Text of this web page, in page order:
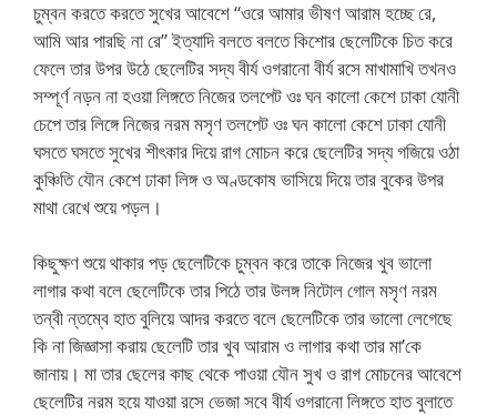
চুম্বন করতে করতে সুখের আবেশে “ওরে আমার ভীষণ আরাম হচ্ছে রে,
আমি আর পারছি না রে” ইত্যাদি বলতে বলতে কিশোর ছেলেটিকে চিত করে
ফেলে তার উপর উঠে ছেলেটির সদ্য বীর্য ওগরানো বীর্য রসে মাখামাখি তখনও
সম্পূর্ণ নড়ন না হওয়া লিঙ্গতে নিজের তলপেট ওঃ ঘন কালো কেশে ঢাকা যোনী
চেপে তার লিঙ্গে নিজের নরম মসৃণ তলপেট ওঃ ঘন কালো কেশে ঢাকা যোনী
ঘসতে ঘসতে সুখের শীৎকার দিয়ে রাগ মোচন করে ছেলেটির সদ্য গজিয়ে ওঠা
কুঞ্চিতি যৌন কেশে ঢাকা লিঙ্গ ও অণ্ডকোষ ভাসিয়ে দিয়ে তার বুকের উপর
মাথা রেখে শুয়ে পড়ল।
কিছুক্ষণ শুয়ে থাকার পড় ছেলেটিকে চুম্বন করে তাকে নিজের খুব ভালো
লাগার কথা বলে ছেলেটিকে তার পিঠে তার উলঙ্গ নিটোল গোল মসৃণ নরম
তন্বী ন্তম্বে হাত বুলিয়ে আদর করতে বলে ছেলেটিকে তার ভালো লেগেছে
কি না জিজ্ঞাসা করায় ছেলেটি তার খুব আরাম ও লাগার কথা তার মা’কে
জানায়। মা তার ছেলের কাছ থেকে পাওয়া যৌন সুখ ও রাগ মোচনের আবেশে
ছেলেটির নরম হয়ে যাওয়া রসে ভেজা সবে বীর্য ওগরানো লিঙ্গতে হাত বুলাতে